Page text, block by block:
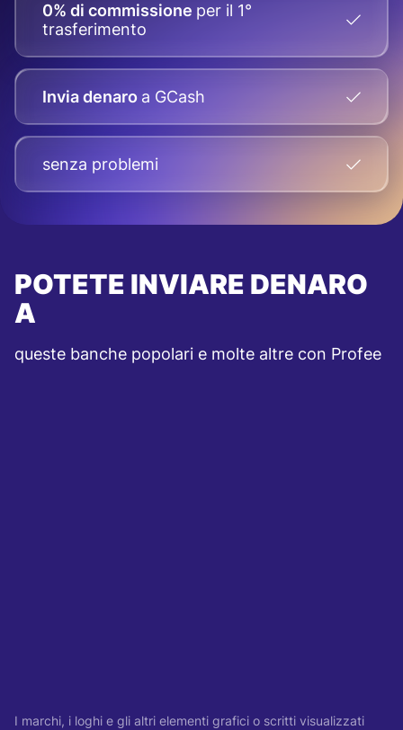
0% di commissione per il 1°
trasferimento
Invia denaro a GCash
senza problemi
POTETE INVIARE DENARO
A
queste banche popolari e molte altre con Profee
I marchi, i loghi e gli altri elementi grafici o scritti visualizzati